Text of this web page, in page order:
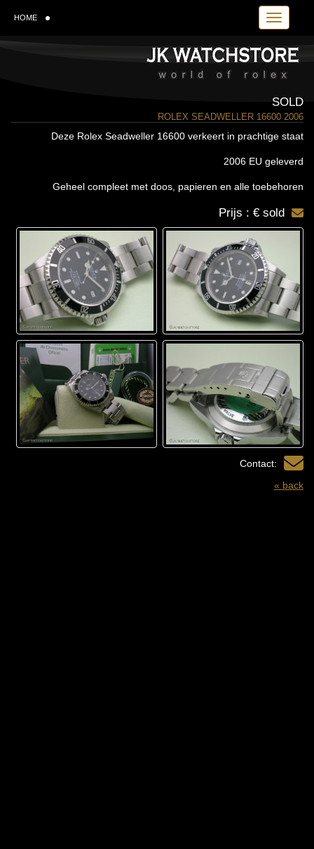
Toggle
HOME
SOLD
ROLEX SEADWELLER 16600 2006
Deze Rolex Seadweller 16600 verkeert in prachtige staat
2006 EU geleverd
Geheel compleet met doos, papieren en alle toebehoren
Prijs : € sold
Contact:
« back